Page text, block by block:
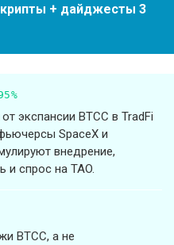
крипты + дайджесты 3
экспансии BTCC в TradFi
SpaceX и
внедрение,
и спрос на TAO.
BTCC, а не